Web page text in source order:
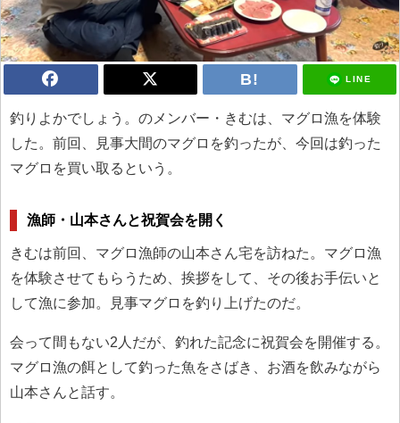
LINE
釣りよかでしょう。のメンバー・きむは、マグロ漁を体験
した。前回、見事大間のマグロを釣ったが、今回は釣った
マグロを買い取るという。
漁師・山本さんと祝賀会を開く
きむは前回、マグロ漁師の山本さん宅を訪ねた。マグロ漁
を体験させてもらうため、挨拶をして、その後お手伝いと
して漁に参加。見事マグロを釣り上げたのだ。
会って間もない2人だが、釣れた記念に祝賀会を開催する。
マグロ漁の餌として釣った魚をさばき、お酒を飲みながら
山本さんと話す。